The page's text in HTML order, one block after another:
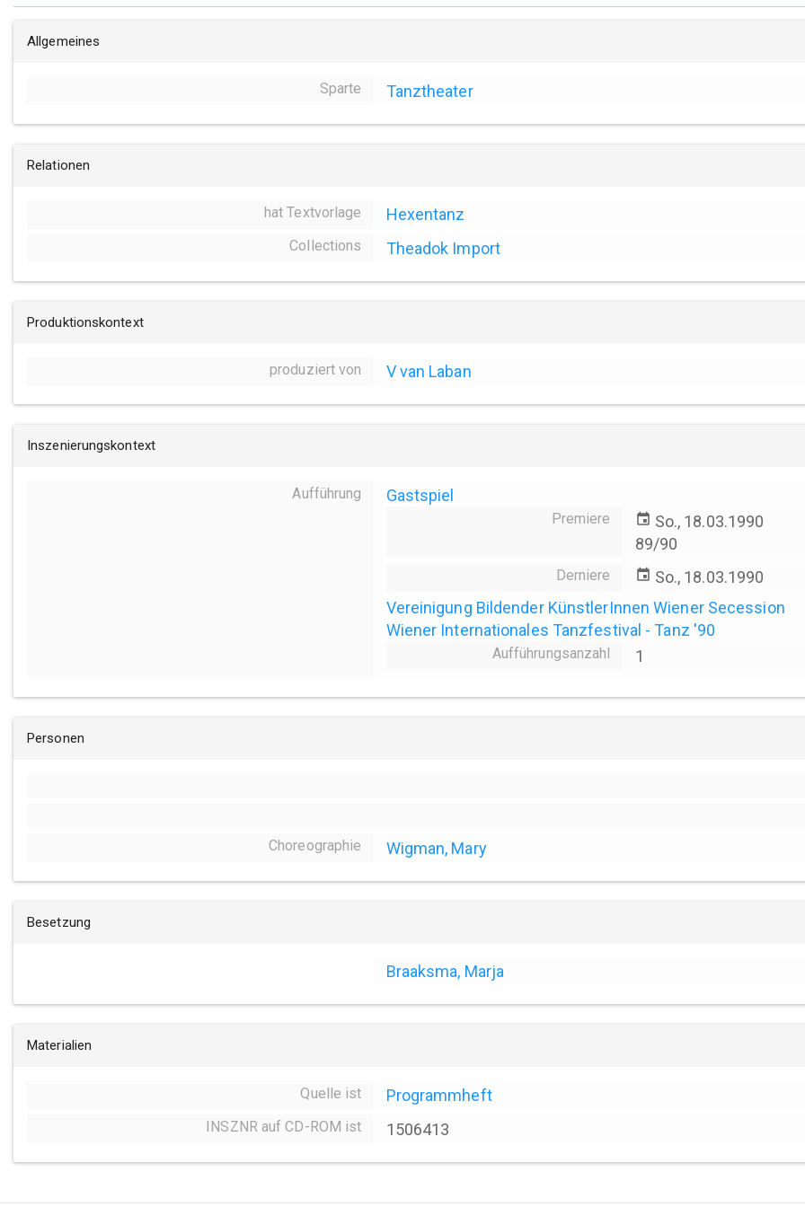
Allgemeines
Sparte Tanztheater
Relationen
hat Textvorlage Hexentanz
Collections Theadok Import
Produktionskontext
produziert von V van Laban
Inszenierungskontext
Aufführung Gastspiel
Premiere event So., 18.03.1990
89/90
Derniere event So., 18.03.1990
Vereinigung Bildender KünstlerInnen Wiener Secession
Wiener Internationales Tanzfestival - Tanz '90
Aufführungsanzahl 1
Personen
Choreographie
Wigman, Mary
Besetzung
Braaksma, Marja
Materialien
Quelle ist Programmheft
INSZNR auf CD-ROM ist 1506413